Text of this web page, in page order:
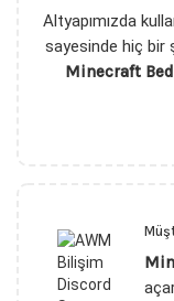
Altyapımızda
sayesinde hiç bir
Minecraft